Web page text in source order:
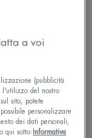
pelle piuttosto
di solito
sia secche
fronte al
Può anche
a voi
(pubblicità
l'utilizzo del nostro
sito, potete
personalizzare
dei dati personali,
qui sotto: Informativa